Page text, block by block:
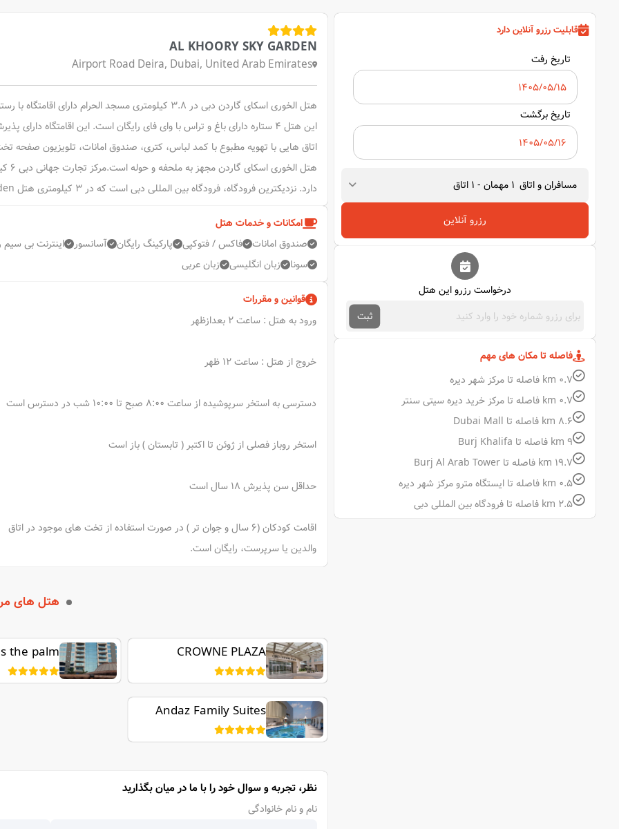
قابلیت رزرو آنلاین دارد
تاریخ رفت
تاریخ برگشت
مسافران و اتاق 1 مهمان -
1 اتاق
رزرو آنلاین
درخواست رزرو این هتل
ثبت
فاصله تا مکان های مهم
0.7 km فاصله تا مرکز شهر دیره
0.7 km فاصله تا مرکز خرید دیره سیتی سنتر
8.6 km فاصله تا Dubai Mall
9 km فاصله تا Burj Khalifa
19.7 km فاصله تا Burj Al Arab Tower
0.5 km فاصله تا ایستگاه مترو مرکز شهر دیره
2.5 km فاصله تا فرودگاه بین المللی دبی
AL KHOORY SKY GARDEN
Airport Road Deira, Dubai, United Arab Emirates
هتل الخوری اسکای گاردن دبی در 3.8 کیلومتری مسجد
اتاق هایی با تهویه مطبوع با کمد لباس، کتری، صندوق امانات، تلویزیون صفحه
دارد. نزدیکترین فرودگاه، فرودگاه بین المللی دبی است که در 3 کیلومتری هتل Al Khoory Sky Garden می باشد.
امکانات و خدمات هتل
صندوق امانات
فاکس / فتوکپی پارکینگ رایگان آسانسور اینترنت بی سیم
سونا
زبان انگلیسی زبان عربی
قوانین و مقررات
ورود به هتل : ساعت 2 بعدازظهر
خروج از هتل : ساعت 12 ظهر
دسترسی به استخر سرپوشیده از ساعت 8:00 صبح تا 10:00 شب در دسترس است
استخر روباز فصلی از ژوئن تا اکتبر ( تابستان ) باز است
حداقل سن پذیرش 18 سال است
اقامت کودکان (6 سال و جوان تر ) در صورت استفاده از تخت های موجود در اتاق
والدین یا سرپرست، رایگان است.
هتل های
CROWNE PLAZA
JUMEIRAH
the palm
Andaz Family Suites
by Hyatt - Palm
نظر، تجربه و سوال خود را با ما در میان بگذارید
نام و نام خانوادگی